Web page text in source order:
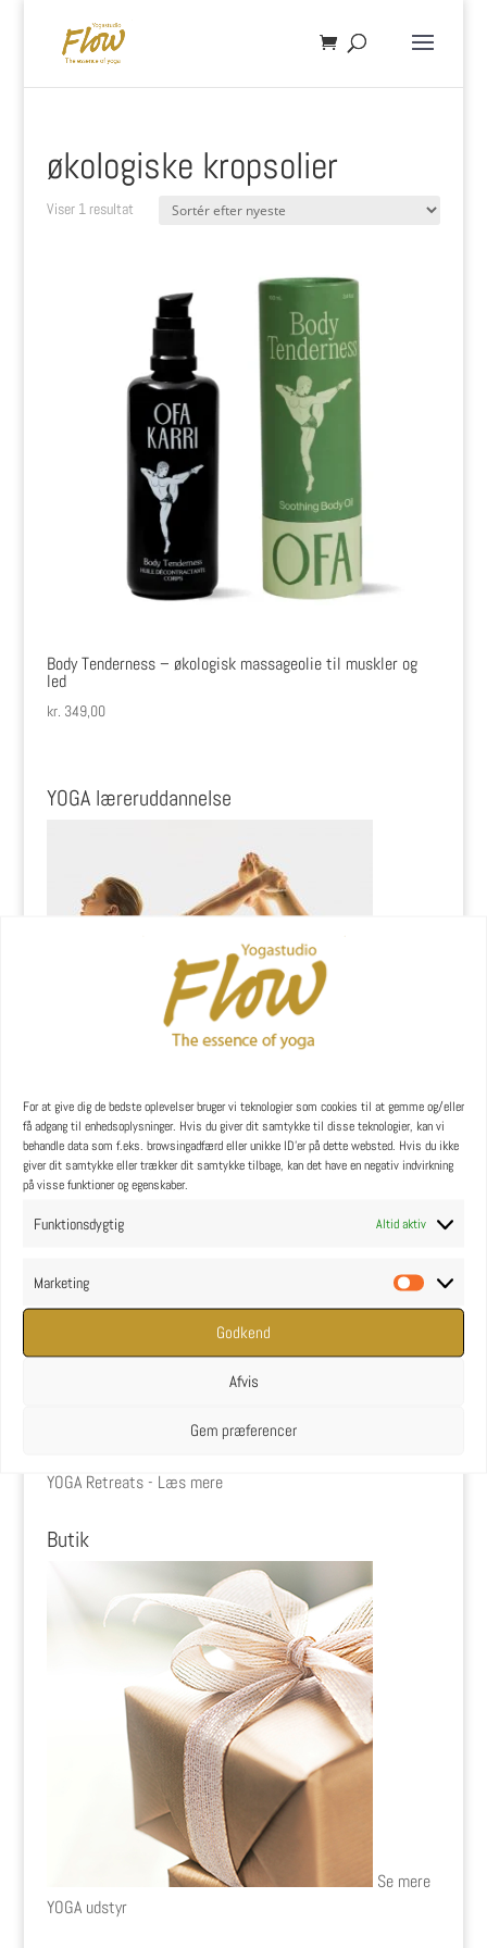
For at give dig de bedste oplevelser bruger vi teknologier som cookies til at gemme og/eller
få adgang til enhedsoplysninger. Hvis du giver dit samtykke til disse teknologier, kan vi
behandle data som f.eks. browsingadfærd eller unikke ID'er på dette websted. Hvis du ikke
giver dit samtykke eller trækker dit samtykke tilbage, kan det have en negativ indvirkning
på visse funktioner og egenskaber.
Funktionsdygtig Altid aktiv
Marketing
Godkend
Afvis
Gem præferencer
økologiske kropsolier
Viser 1 resultat
Body Tenderness – økologisk massageolie til muskler og
led
kr. 349,00
YOGA læreruddannelse
YOGA Retreats
YOGA Retreats - Læs mere
Butik
Se mere
YOGA udstyr